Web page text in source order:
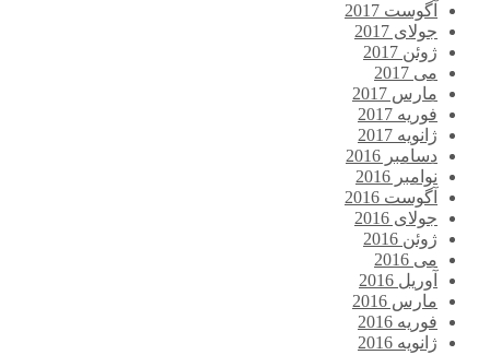
آگوست 2017
جولای 2017
ژوئن 2017
می 2017
مارس 2017
فوریه 2017
ژانویه 2017
دسامبر 2016
نوامبر 2016
آگوست 2016
جولای 2016
ژوئن 2016
می 2016
آوریل 2016
مارس 2016
فوریه 2016
ژانویه 2016